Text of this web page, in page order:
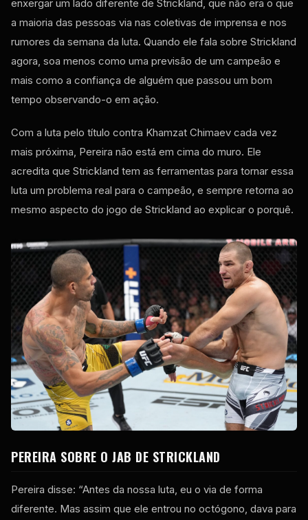
enxergar um lado diferente de Strickland, que não era o que
a maioria das pessoas via nas coletivas de imprensa e nos
rumores da semana da luta. Quando ele fala sobre Strickland
agora, soa menos como uma previsão de um campeão e
mais como a confiança de alguém que passou um bom
tempo observando-o em ação.
Com a luta pelo título contra Khamzat Chimaev cada vez
mais próxima, Pereira não está em cima do muro. Ele
acredita que Strickland tem as ferramentas para tornar essa
luta um problema real para o campeão, e sempre retorna ao
mesmo aspecto do jogo de Strickland ao explicar o porquê.
PEREIRA SOBRE O JAB DE STRICKLAND
Pereira disse: “Antes da nossa luta, eu o via de forma
diferente. Mas assim que ele entrou no octógono, dava para